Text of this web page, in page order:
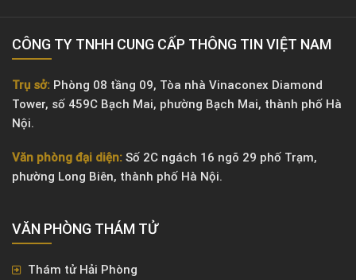
CÔNG TY TNHH CUNG CẤP THÔNG TIN VIỆT NAM
Trụ sở: Phòng 08 tầng 09, Tòa nhà Vinaconex Diamond
Tower, số 459C Bạch Mai, phường Bạch Mai, thành phố Hà
Nội.
Văn phòng đại diện: Số 2C ngách 16 ngõ 29 phố Trạm,
phường Long Biên, thành phố Hà Nội.
VĂN PHÒNG ​THÁM TỬ
Thám tử Hải Phòng